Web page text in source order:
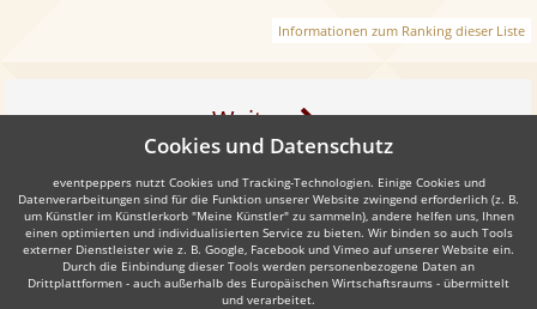
Informationen zum Ranking dieser Liste
Weiter
Auch interessant:
Cookies und Datenschutz
eventpeppers nutzt Cookies und Tracking-Technologien. Einige Cookies und
Datenverarbeitungen sind für die Funktion unserer Website zwingend erforderlich (z. B.
um Künstler im Künstlerkorb "Meine Künstler" zu sammeln), andere helfen uns, Ihnen
einen optimierten und individualisierten Service zu bieten. Wir binden so auch Tools
externer Dienstleister wie z. B. Google, Facebook und Vimeo auf unserer Website ein.
Durch die Einbindung dieser Tools werden personenbezogene Daten an
Drittplattformen - auch außerhalb des Europäischen Wirtschaftsraums - übermittelt
und verarbeitet.